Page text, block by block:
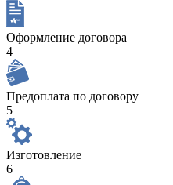
Оформление договора
4
Предоплата по договору
5
Изготовление
6